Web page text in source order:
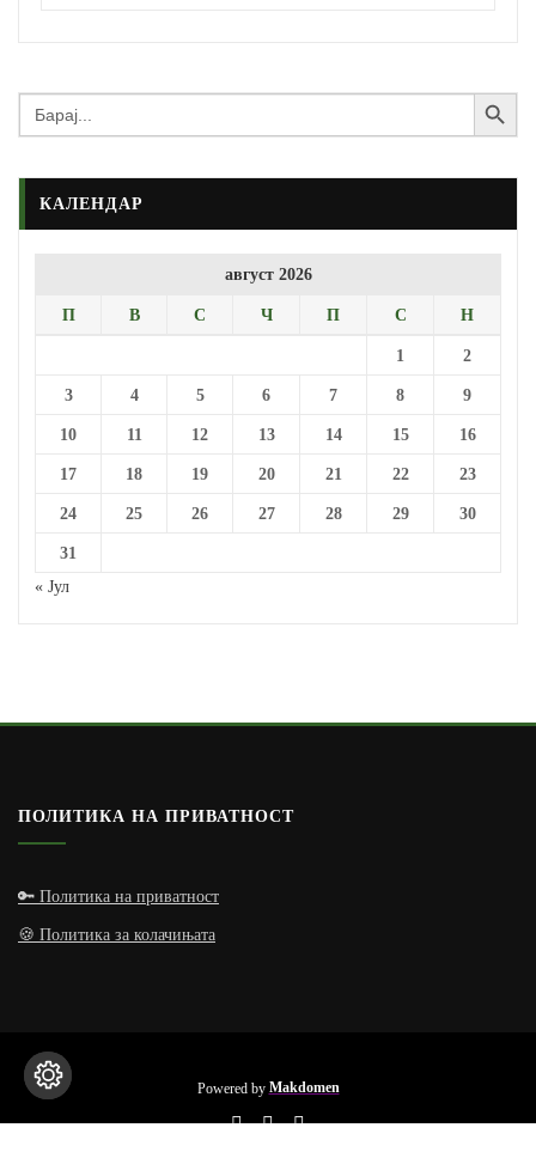
Search
for:
Search Button
КАЛЕНДАР
август 2026
П В С Ч П С Н
1 2
3 4 5 6 7 8 9
10 11 12 13 14 15 16
17 18 19 20 21 22 23
24 25 26 27 28 29 30
31
« Јул
ПОЛИТИКА НА ПРИВАТНОСТ
🔑 Политика на приватност
🍪 Политика за колачињата
Powered by Makdomen